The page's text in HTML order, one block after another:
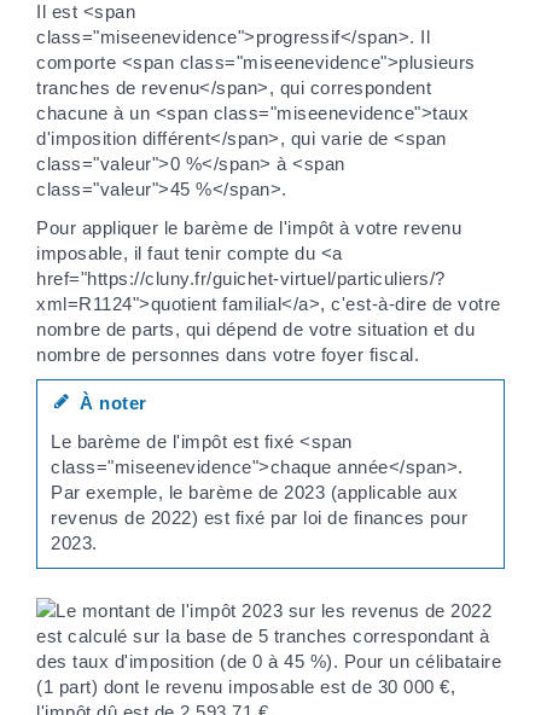
Il est <span
class="miseenevidence">progressif</span>. Il
comporte <span class="miseenevidence">plusieurs
tranches de revenu</span>, qui correspondent
chacune à un <span class="miseenevidence">taux
d'imposition différent</span>, qui varie de <span
class="valeur">0 %</span> à <span
class="valeur">45 %</span>.
Pour appliquer le barème de l'impôt à votre revenu
imposable, il faut tenir compte du <a
href="https://cluny.fr/guichet-virtuel/particuliers/?
xml=R1124">quotient familial</a>, c'est-à-dire de votre
nombre de parts, qui dépend de votre situation et du
nombre de personnes dans votre foyer fiscal.
À noter
Le barème de l'impôt est fixé <span
class="miseenevidence">chaque année</span>.
Par exemple, le barème de 2023 (applicable aux
revenus de 2022) est fixé par loi de finances pour
2023.